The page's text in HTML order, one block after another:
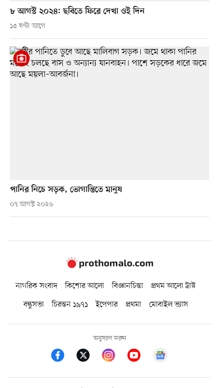
৮ আগস্ট ২০২৪: ছবিতে ফিরে দেখা ওই দিন
১৫ ঘণ্টা আগে
পানির নিচে সড়ক, ভোগান্তিতে মানুষ
০৭ আগস্ট ২০২৬
নাগরিক সংবাদ কিশোর আলো বিজ্ঞানচিন্তা
প্রথম আলো ট্রাস্ট
বন্ধুসভা
চিরন্তন ১৯৭১ ইপেপার প্রথমা মোবাইল ভ্যাস
অনুসরণ করুন